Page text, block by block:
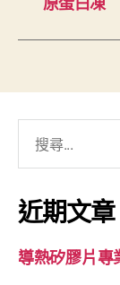
關
鍵
字:
近期文章
導熱矽膠片專